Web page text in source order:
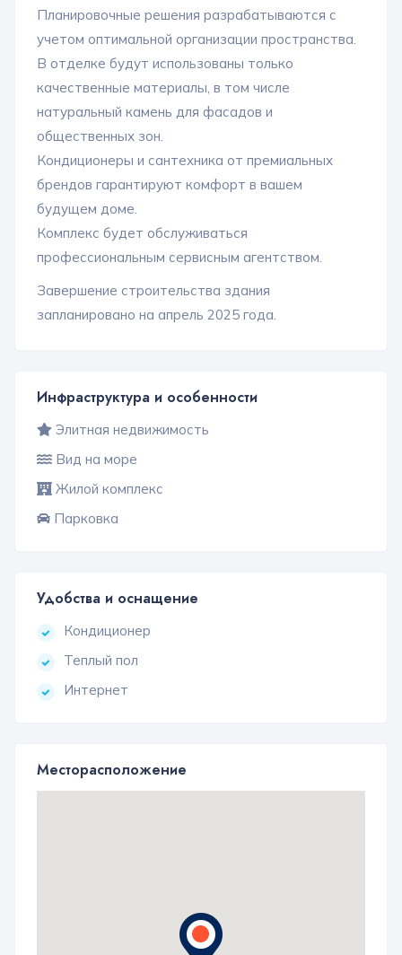
Планировочные решения разрабатываются с
учетом оптимальной организации пространства.
В отделке будут использованы только
качественные материалы, в том числе
натуральный камень для фасадов и
общественных зон.
Кондиционеры и сантехника от премиальных
брендов гарантируют комфорт в вашем
будущем доме.
Комплекс будет обслуживаться
профессиональным сервисным агентством.
Завершение строительства здания
запланировано на апрель 2025 года.
Инфраструктура и особенности
Элитная недвижимость
Вид на море
Жилой комплекс
Парковка
Удобства и оснащение
Кондиционер
Теплый пол
Интернет
Месторасположение